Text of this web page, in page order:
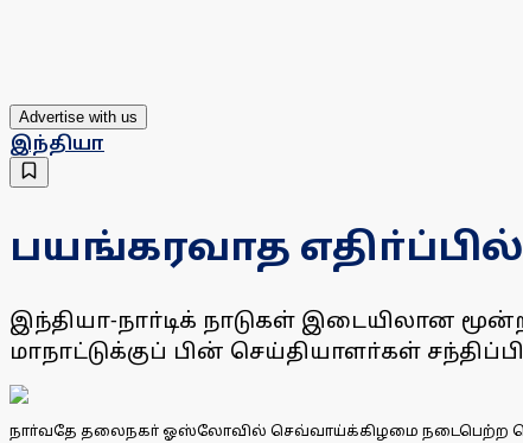
Advertise with us
இந்தியா
பயங்கரவாத
இந்தியா-நாா்டிக் நாடுகள் இடையிலான
மாநாட்டுக்குப் பின் செய்தியாளா்கள்
நாா்வதே தலைநகா் ஓஸ்லோவில் செவ்வாய்க்கிழமை நடைபெற்ற